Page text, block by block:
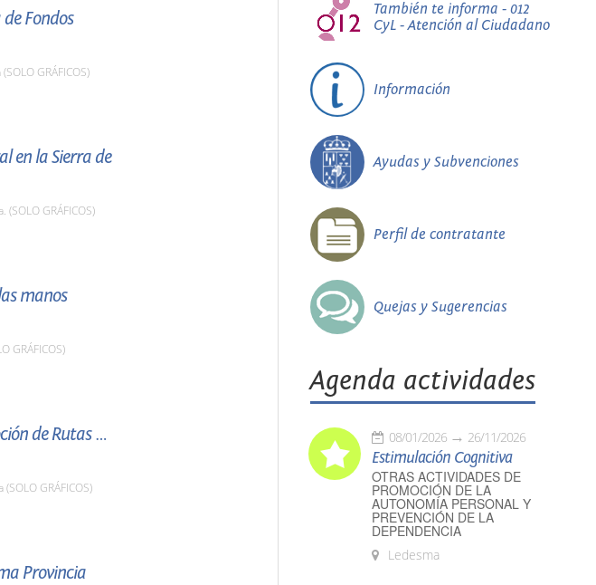
Fondos
GRÁFICOS)
en la Sierra de
GRÁFICOS)
manos
GRÁFICOS)
de Rutas del
GRÁFICOS)
Provincia
También te informa - 012
CyL - Atención al Ciudadano
Información
Ayudas y Subvenciones
Perfil de contratante
Quejas y Sugerencias
Agenda actividades
08/01/2026 26/11/2026
Estimulación Cognitiva
OTRAS ACTIVIDADES DE
PROMOCIÓN DE LA
AUTONOMÍA PERSONAL Y
PREVENCIÓN DE LA
DEPENDENCIA
Ledesma